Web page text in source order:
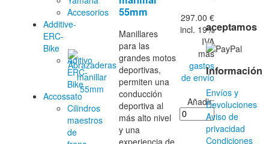
Accesorios
Additive-
ERC-
Bike
Aditivo
ERC-
Bike
Accossato
Cilindros
maestros
de
55mm
Manillares
para las
grandes motos
deportivas,
permiten una
conducción
deportiva al
más alto nivel
y una
297.00 €
incl. 19%
IVA
más
gastos
de envío
Añadir:
aceptamos
Información
Envíos y
Devoluciones
Aviso de
privacidad
Condiciones